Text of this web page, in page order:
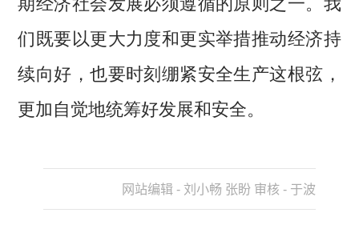
们既要以更大力度和更实举措推动经济持
续向好，也要时刻绷紧安全生产这根弦，
更加自觉地统筹好发展和安全。
网站编辑 - 刘小畅 张盼 审核 - 于波